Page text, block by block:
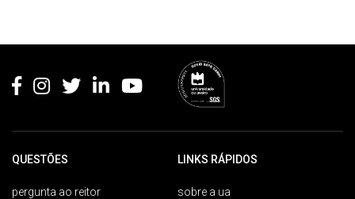
QUESTÕES
pergunta ao reitor
LINKS RÁPIDOS
sobre a ua